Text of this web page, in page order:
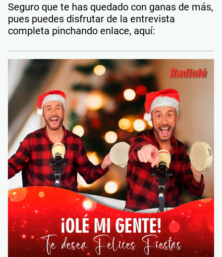
Seguro que te has quedado con ganas de más,
pues puedes disfrutar de la entrevista
completa pinchando enlace, aquí: